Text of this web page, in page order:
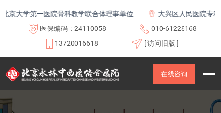
大学第一医院骨科教学联合体理事单位
大兴区人民医院专科联
医保编码：24110058
010-61228168
13720016618
[ 访问旧版 ]
在线咨询